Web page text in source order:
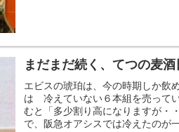
まだまだ続く、てつの麦
エビスの琥珀は、今の時期しか飲
は 冷えていない６本組を売って
むと「多少割り高になりますが・
で、阪急オアシスでは冷えたのが